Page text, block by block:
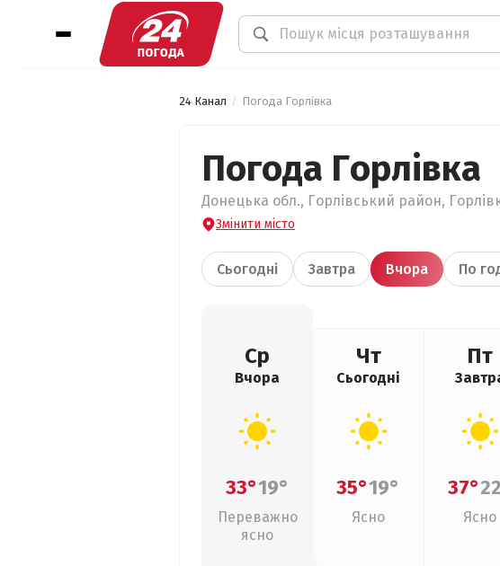
24 Канал Погода Горлівка
Погода Горлівка
Донецька обл., Горлівський район,
Змінити місто
Сьогодні Завтра Вчора По
Ср
Вчора
33°19°
Переважно
ясно
Чт
Сьогодні
35°19°
Ясно
Пт
37°
Ясно